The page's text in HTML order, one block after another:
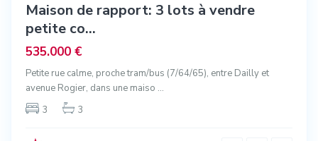
Maison de rapport: 3 lots à vendre
petite co...
535.000 €
Petite rue calme, proche tram/bus (7/64/65), entre Dailly et
avenue Rogier, dans une maiso ...
3
3